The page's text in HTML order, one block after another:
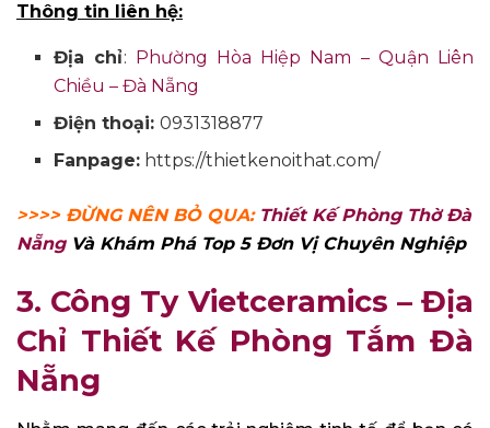
Thông tin liên hệ:
Địa chỉ: Phường Hòa Hiệp Nam – Quận Liên
Chiều – Đà Nẵng
Điện thoại:0931318877
Fanpage: https://thietkenoithat.com/
>>>> ĐỪNG NÊN BỎ QUA: Thiết Kế Phòng Thờ Đà
Nẵng Và Khám Phá Top 5 Đơn Vị Chuyên Nghiệp
3. Công Ty Vietceramics –Địa
Chỉ Thiết Kế Phòng Tắm Đà
Nẵng